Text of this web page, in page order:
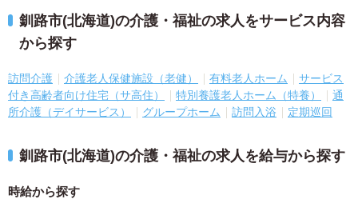
釧路市(北海道)の介護・福祉の求人をサービス内容
から探す
訪問介護 介護老人保健施設（老健） 有料老人ホーム
サービス
付き高齢者向け住宅（サ高住）
特別養護老人ホーム（特養）
通
所介護（デイサービス）
グループホーム 訪問入浴 定期巡回
釧路市(北海道)の介護・福祉の求人を給与から探す
時給から探す